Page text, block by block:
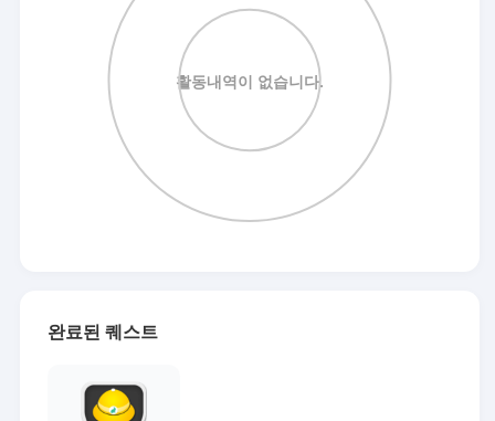
완료된 퀘스트